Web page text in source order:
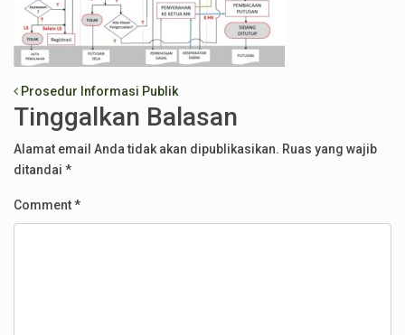
Post navigation
Prosedur Informasi Publik
Tinggalkan Balasan
Alamat email Anda tidak akan dipublikasikan. Ruas yang wajib
ditandai *
Comment*